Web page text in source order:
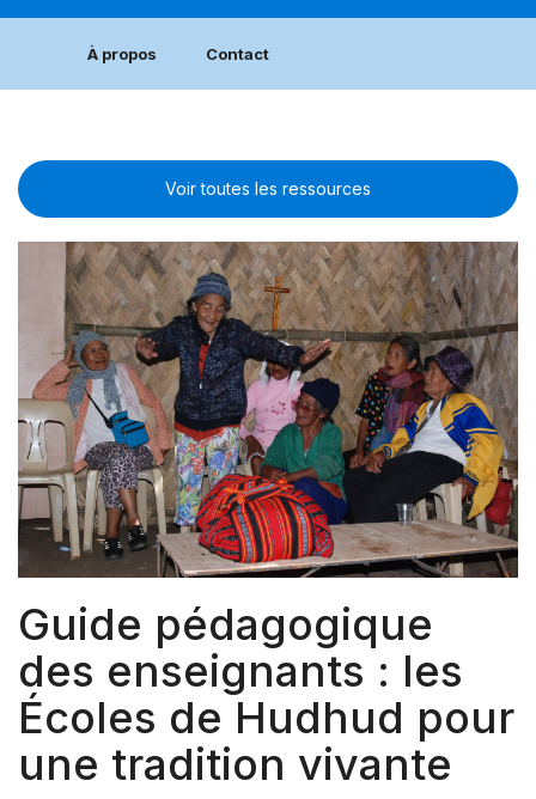
À propos Contact
Voir toutes les ressources
Guide pédagogique
des enseignants : les
Écoles de Hudhud pour
une tradition vivante